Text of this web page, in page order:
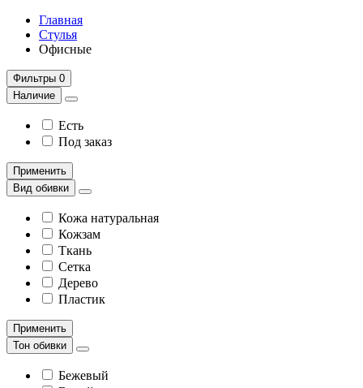
Главная
Стулья
Офисные
Фильтры 0
Наличие
Есть
Под заказ
Применить
Вид обивки
Кожа натуральная
Кожзам
Ткань
Сетка
Дерево
Пластик
Применить
Тон обивки
Бежевый